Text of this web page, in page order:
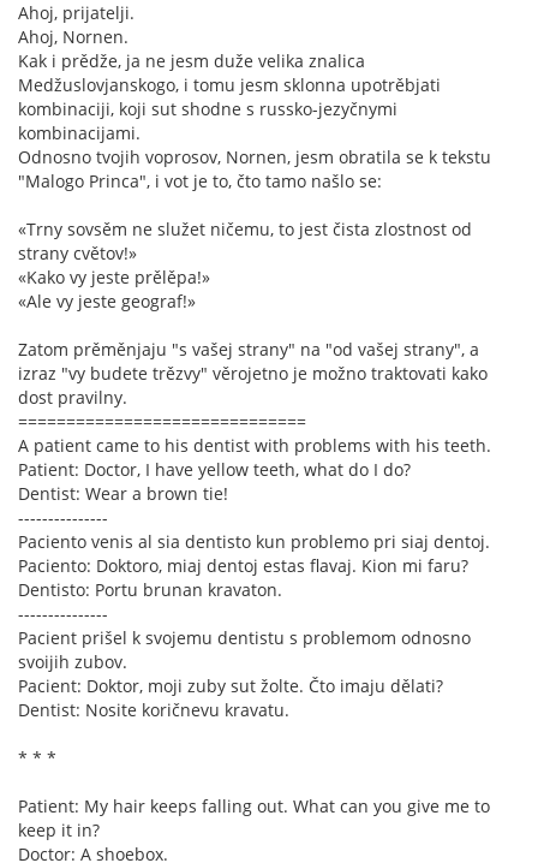
Ahoj, prijatelji.
Ahoj, Nornen.
Kak i prědže, ja ne jesm duže velika znalica
Medžuslovjanskogo, i tomu jesm sklonna upotrěbjati
kombinaciji, koji sut shodne s russko-jezyčnymi
kombinacijami.
Odnosno tvojih voprosov, Nornen, jesm obratila se k tekstu
"Malogo Princa", i vot je to, čto tamo našlo se:
«Trny sovsěm ne služet ničemu, to jest čista zlostnost od
strany cvětov!»
«Kako vy jeste prělěpa!»
«Ale vy jeste geograf!»
Zatom prěměnjaju "s vašej strany" na "od vašej strany", a
izraz "vy budete trězvy" věrojetno je možno traktovati kako
dost pravilny.
==============================
A patient came to his dentist with problems with his teeth.
Patient: Doctor, I have yellow teeth, what do I do?
Dentist: Wear a brown tie!
---------------
Paciento venis al sia dentisto kun problemo pri siaj dentoj.
Paciento: Doktoro, miaj dentoj estas flavaj. Kion mi faru?
Dentisto: Portu brunan kravaton.
---------------
Pacient prišel k svojemu dentistu s problemom odnosno
svoijih zubov.
Pacient: Doktor, moji zuby sut žolte. Čto imaju dělati?
Dentist: Nosite koričnevu kravatu.
* * *
Patient: My hair keeps falling out. What can you give me to
keep it in?
Doctor: A shoebox.